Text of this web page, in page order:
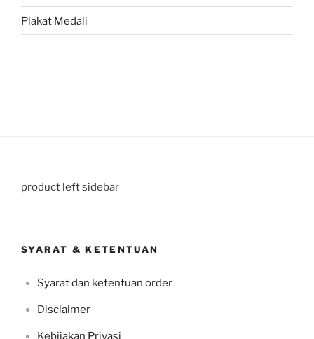
Plakat Medali
product left sidebar
SYARAT & KETENTUAN
Syarat dan ketentuan order
Disclaimer
Kebijakan Privasi